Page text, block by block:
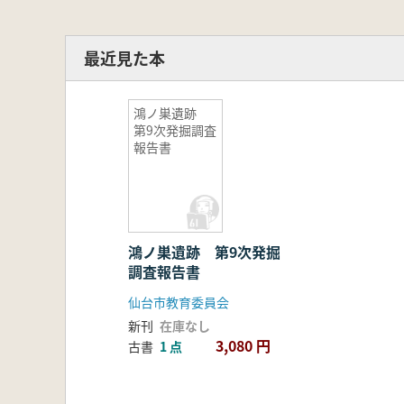
最近見た本
鴻ノ巣遺跡
第9次発掘調査
報告書
鴻ノ巣遺跡 第9次発掘
調査報告書
仙台市教育委員会
新刊 在庫なし
古書 1 点 3,080 円